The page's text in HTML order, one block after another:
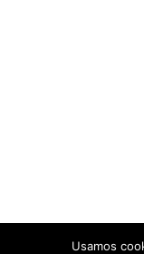
Usamos